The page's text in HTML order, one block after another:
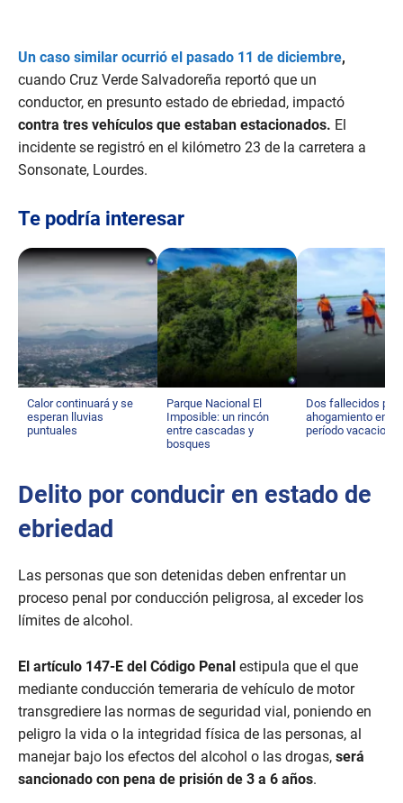
Un caso similar ocurrió el pasado 11 de diciembre,
cuando Cruz Verde Salvadoreña reportó que un
conductor, en presunto estado de ebriedad, impactó
contra tres vehículos que estaban estacionados. El
incidente se registró en el kilómetro 23 de la carretera a
Sonsonate, Lourdes.
Te podría interesar
Calor continuará y se
esperan lluvias
puntuales
Parque Nacional El
Imposible: un rincón
entre cascadas y
bosques
Dos fallecidos por
ahogamiento en
período vacacional
Delito por conducir en estado de
ebriedad
Las personas que son detenidas deben enfrentar un
proceso penal por conducción peligrosa, al exceder los
límites de alcohol.
El artículo 147-E del Código Penal estipula que el que
mediante conducción temeraria de vehículo de motor
transgrediere las normas de seguridad vial, poniendo en
peligro la vida o la integridad física de las personas, al
manejar bajo los efectos del alcohol o las drogas, será
sancionado con pena de prisión de 3 a 6 años.